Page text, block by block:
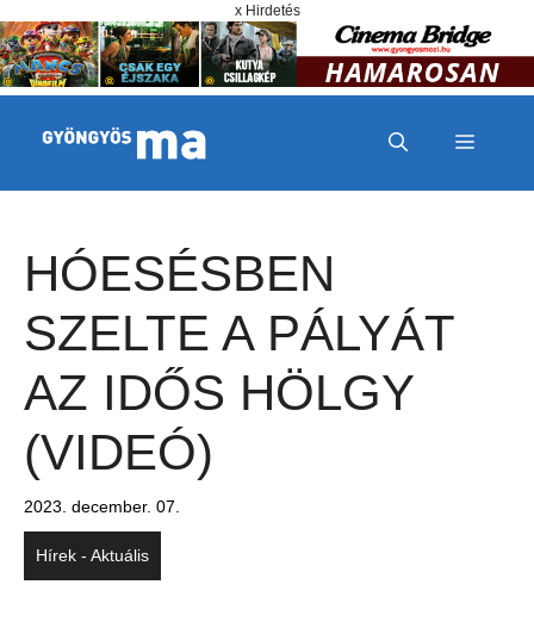
x Hirdetés
MENÜ
HÓESÉSBEN
SZELTE A PÁLYÁT
AZ IDŐS HÖLGY
(VIDEÓ)
2023. december. 07.
Hírek - Aktuális